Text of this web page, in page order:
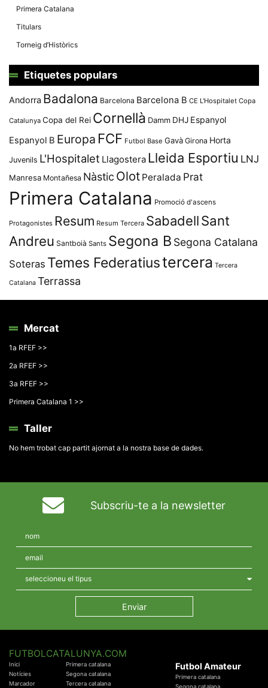
Primera Catalana
Titulars
Torneig d’Històrics
Etiquetes populars
Andorra Badalona Barcelona Barcelona B CE L'Hospitalet Copa
Catalunya Copa del Rei Cornellà Damm DHJ Espanyol
Espanyol B Europa FCF Futbol Base Gavà Girona Horta
Juvenils L'Hospitalet Llagostera Lleida Esportiu LNJ
Manresa Montañesa Nàstic Olot Peralada Prat
Primera Catalana Promoció d'ascens
Protagonistes Resum Resum Tercera SabadellSant
Andreu Santboià Sants Segona B Segona Catalana
Soteras Temes Federatiustercera Tercera
Catalana Terrassa
Mercat
1a RFEF >>
2a RFEF >>
3a RFEF >>
Primera Catalana 1 >>
Taller
No hem trobat cap partit ajornat a la nostra base de dades.
Subscriu-te a la newsletter
FUTBOLCATALUNYA.COM
Inici
Notícies
Marcador
Primera catalana
Segona catalana
Tercera catalana
Futbol Amateur
Primera catalana